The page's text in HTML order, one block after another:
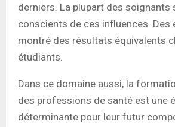
derniers. La plupart des soignants
conscients de ces influences. Des
montré des résultats équivalents
étudiants.
Dans ce domaine aussi, la
des professions de santé est une
déterminante pour leur futur